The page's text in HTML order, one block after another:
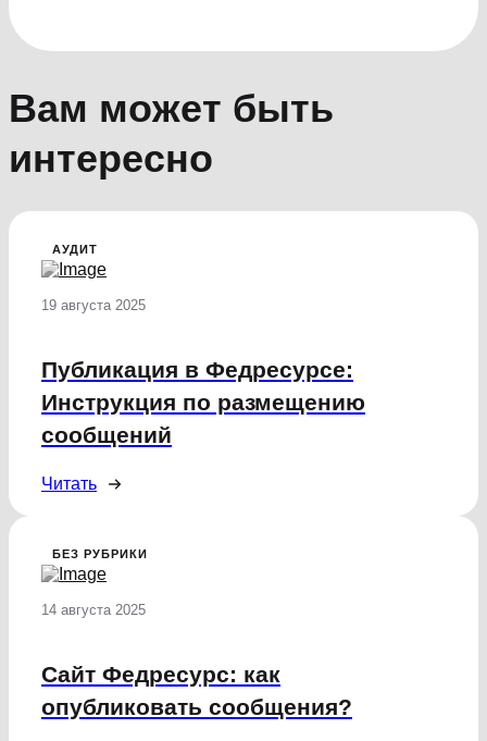
Вам может быть
интересно
АУДИТ
19 августа 2025
Публикация в Федресурсе:
Инструкция по размещению
сообщений
Читать
БЕЗ РУБРИКИ
14 августа 2025
Сайт Федресурс: как
опубликовать сообщения?